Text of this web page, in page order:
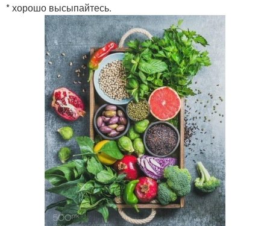
* хорошо высыпайтесь.